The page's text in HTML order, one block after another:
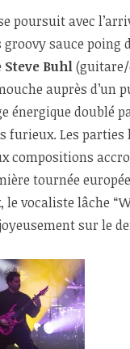
poursuit avec
groovy sauce
Steve Buhl
auprès d’un
énergique doublé
furieux. Les
compositions
tournée
le vocaliste lâche
sur le